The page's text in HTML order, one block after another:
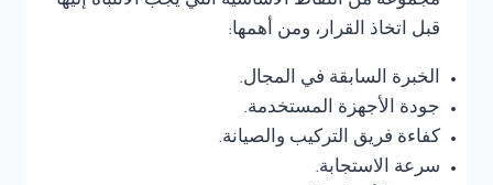
قبل اتخاذ القرار، ومن أهمها:
الخبرة السابقة في المجال.
جودة الأجهزة المستخدمة.
كفاءة فريق التركيب والصيانة.
سرعة الاستجابة.